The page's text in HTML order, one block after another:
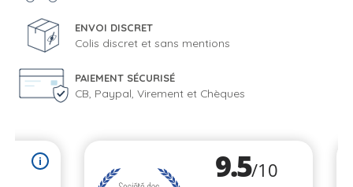
ENVOI DISCRET
Colis discret et sans mentions
PAIEMENT SÉCURISÉ
CB, Paypal, Virement et Chèques